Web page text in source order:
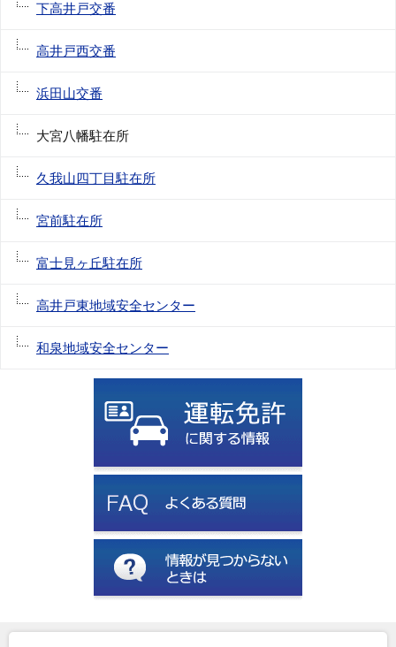
下高井戸交番
高井戸西交番
浜田山交番
大宮八幡駐在所
久我山四丁目駐在所
宮前駐在所
富士見ヶ丘駐在所
高井戸東地域安全センター
和泉地域安全センター